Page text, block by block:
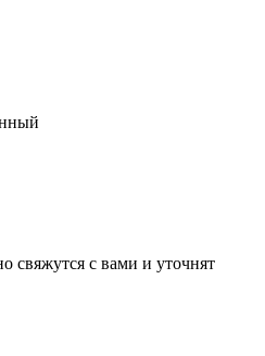
свяжутся с вами и уточнят